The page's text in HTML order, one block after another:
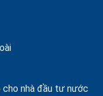
cho nhà đầu tư nước